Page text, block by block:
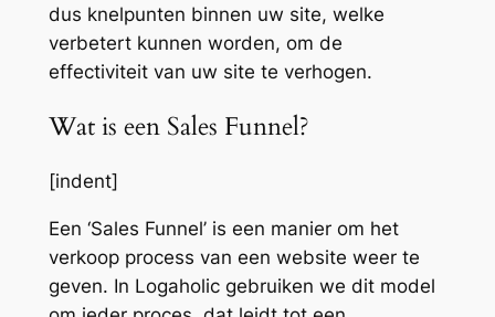
dus knelpunten binnen uw site, welke
verbetert kunnen worden, om de
effectiviteit van uw site te verhogen.
Wat is een Sales Funnel?
[indent]
Een ‘Sales Funnel’ is een manier om het
verkoop process van een website weer te
geven. In Logaholic gebruiken we dit model